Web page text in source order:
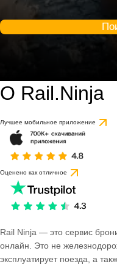
О Rail.Ninja
Лучшее мобильное приложение
Оценено как отличное
Rail Ninja — это сервис
онлайн. Это не
эксплуатирует поезда, а